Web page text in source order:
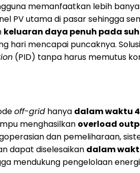
memanfaatkan lebih
PV utama di pasar sehingga
keluaran daya penuh pada
hari mencapai puncaknya.
(PID) tanpa harus memutus
off-grid hanya dalam waktu
menghasilkan overload
dan pemeliharaan,
dapat diselesaikan dalam
mendukung pengelolaan